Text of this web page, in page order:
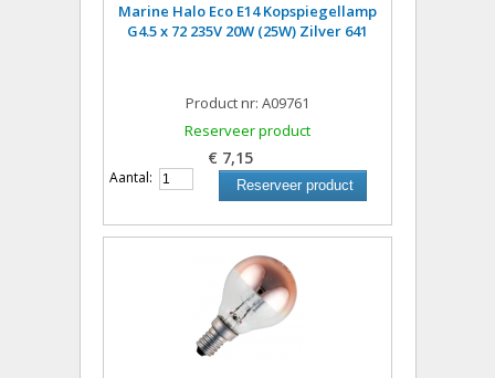
Marine Halo Eco E14 Kopspiegellamp
G4.5 x 72 235V 20W (25W) Zilver 641
Product nr: A09761
Reserveer product
€ 7,15
Aantal: Reserveer product